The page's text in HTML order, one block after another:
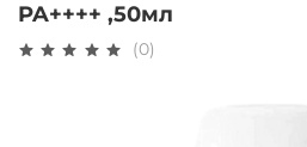
PA++++ ,50мл
(0)